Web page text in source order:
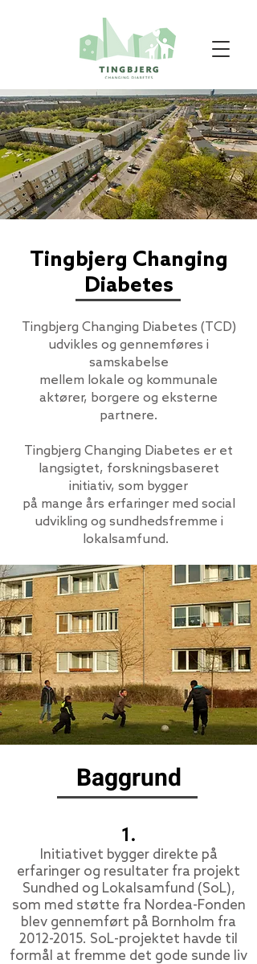
Tingbjerg Changing
Diabetes
Tingbjerg Changing Diabetes (TCD)
udvikles og gennemføres i
samskabelse
mellem lokale og kommunale
aktører, borgere og eksterne
partnere.
Tingbjerg Changing Diabetes er et
langsigtet, forskningsbaseret
initiativ, som bygger
på mange års erfaringer med social
udvikling og sundhedsfremme i
lokalsamfund.
Baggrund
1.
Initiativet bygger direkte på
erfaringer og resultater fra projekt
Sundhed og Lokalsamfund (SoL),
som med støtte fra Nordea-Fonden
blev gennemført på Bornholm fra
2012-2015. SoL-projektet havde til
formål at fremme det gode sunde liv